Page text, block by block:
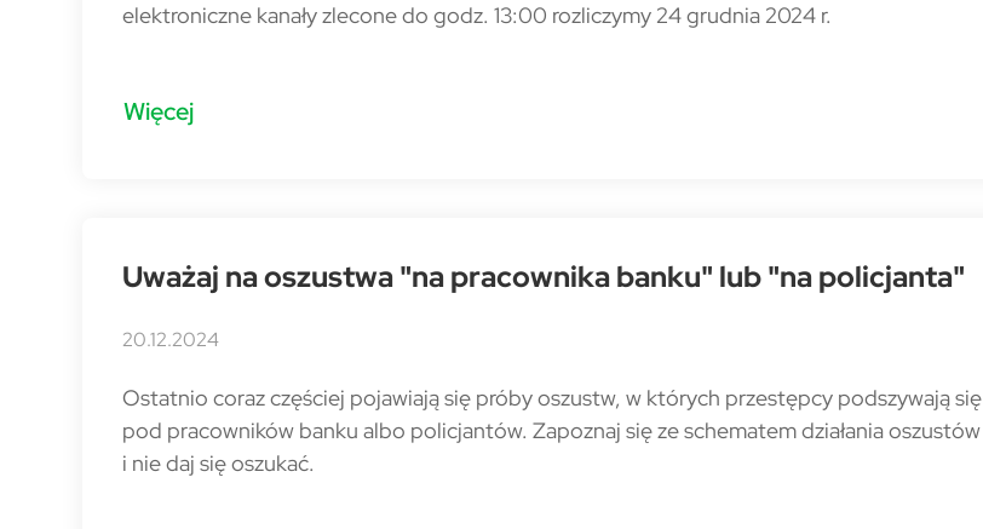
elektroniczne kanały zlecone do godz. 13:00 rozliczymy 24 grudnia 2024 r.
Więcej
Uważaj na oszustwa "na pracownika banku" lub "na policjanta"
20.12.2024
Ostatnio coraz częściej pojawiają się próby oszustw, w których przestępcy podszywają się
pod pracowników banku albo policjantów. Zapoznaj się ze schematem działania oszustów
i nie daj się oszukać.